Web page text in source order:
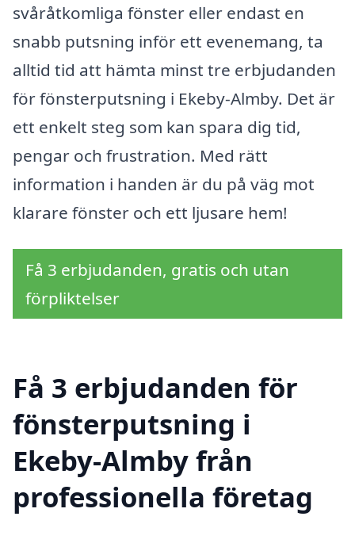
svåråtkomliga fönster eller endast en
snabb putsning inför ett evenemang, ta
alltid tid att hämta minst tre erbjudanden
för fönsterputsning i Ekeby-Almby. Det är
ett enkelt steg som kan spara dig tid,
pengar och frustration. Med rätt
information i handen är du på väg mot
klarare fönster och ett ljusare hem!
Få 3 erbjudanden, gratis och utan
förpliktelser
Få 3 erbjudanden för
fönsterputsning i
Ekeby-Almby från
professionella företag